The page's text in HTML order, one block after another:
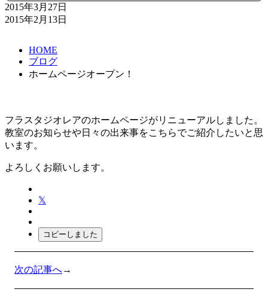
2015年3月27日
2015年2月13日
HOME
ブログ
ホームページオープン！
フラスタジオレアのホームページがリニューアルしました。
教室のお知らせや日々の出来事をこちらでご紹介したいと思
います。
よろしくお願いします。
𝕏
コピーしました
次の記事へ→